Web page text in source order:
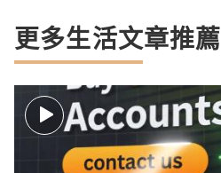
更多生活文章推薦